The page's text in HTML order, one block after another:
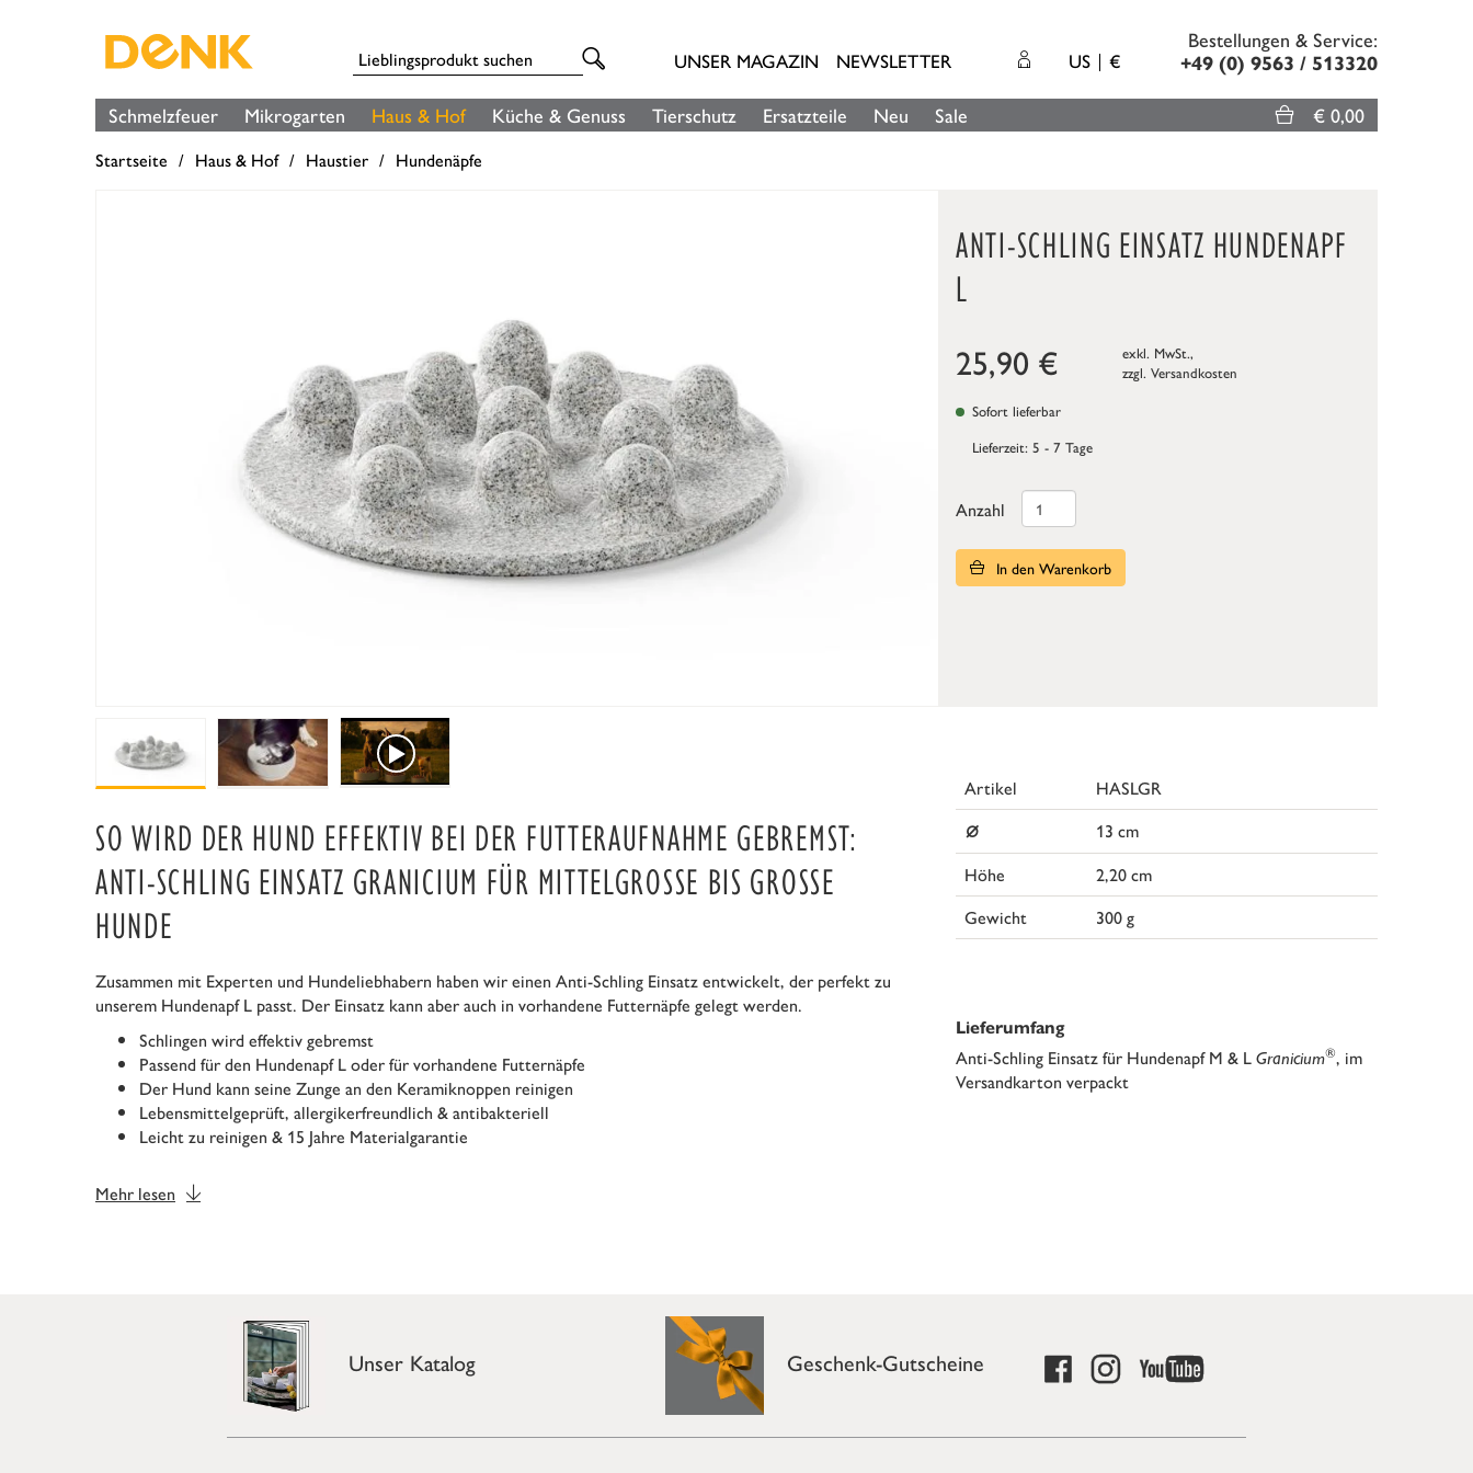
UNSER MAGAZIN NEWSLETTER US €
Bestellungen & Service:
+49 (0) 9563 / 513320
Schmelzfeuer Mikrogarten Haus & Hof Küche & Genuss Tierschutz Ersatzteile Neu Sale € 0,00
Startseite Haus & Hof Haustier Hundenäpfe
ANTI-SCHLING EINSATZ HUNDENAPF
L
25,90 €
exkl. MwSt.,
zzgl. Versandkosten
Sofort lieferbar
Lieferzeit: 5 - 7 Tage
Anzahl
In den Warenkorb
SO WIRD DER HUND EFFEKTIV BEI DER FUTTERAUFNAHME GEBREMST:
ANTI-SCHLING EINSATZ GRANICIUM FÜR MITTELGROSSE BIS GROSSE HU
NDE
Zusammen mit Experten und Hundeliebhabern haben wir einen Anti-Schling Einsatz entwickelt, der perfekt zu
unserem Hundenapf L passt. Der Einsatz kann aber auch in vorhandene Futternäpfe gelegt werden.
Schlingen wird effektiv gebremst
Passend für den Hundenapf L oder für vorhandene Futternäpfe
Der Hund kann seine Zunge an den Keramiknoppen reinigen
Lebensmittelgeprüft, allergikerfreundlich & antibakteriell
Leicht zu reinigen & 15 Jahre Materialgarantie
Mehr lesen
Artikel HASLGR
⌀
13 cm
Höhe
2,20 cm
Gewicht
300 g
Lieferumfang
Anti-Schling Einsatz für Hundenapf M & LGranicium®, im
Versandkarton verpackt
Unser Katalog Geschenk-Gutscheine